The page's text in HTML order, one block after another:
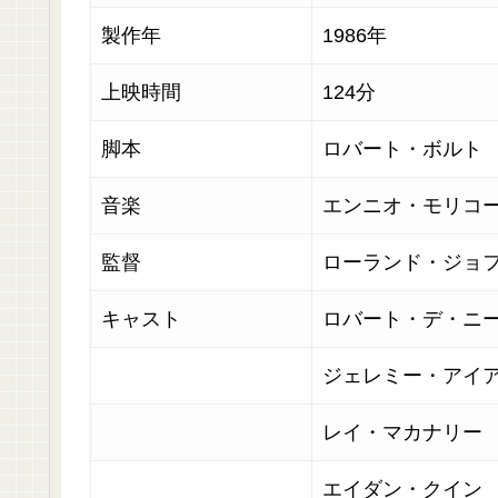
製作年 1986年
上映時間 124分
脚本 ロバート・ボルト
音楽 エンニオ・モリコ
監督 ローランド・ジョ
キャスト ロバート・デ・ニ
ジェレミー・アイ
レイ・マカナリー
エイダン・クイン